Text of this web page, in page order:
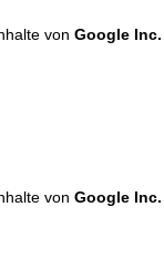
von Google Inc.
von Google Inc.